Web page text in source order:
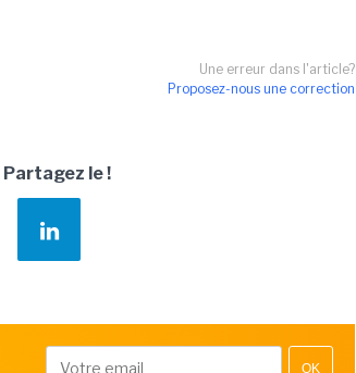
Une erreur dans l'article?
Proposez-nous une correction
Partagez le !
OK